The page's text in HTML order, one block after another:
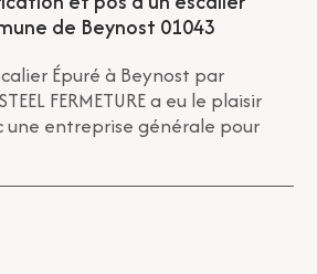
de Beynost 01043
Épuré à Beynost par
FERMETURE a eu le plaisir
une entreprise générale pour